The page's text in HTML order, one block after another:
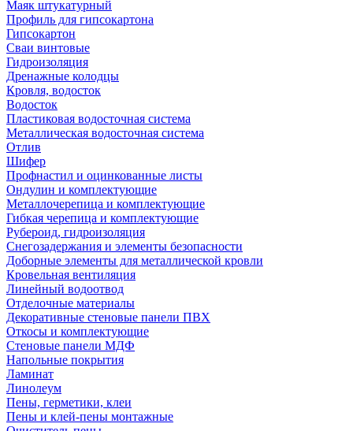
Маяк штукатурный
Профиль для гипсокартона
Гипсокартон
Сваи винтовые
Гидроизоляция
Дренажные колодцы
Кровля, водосток
Водосток
Пластиковая водосточная система
Металлическая водосточная система
Отлив
Шифер
Профнастил и оцинкованные листы
Ондулин и комплектующие
Металлочерепица и комплектующие
Гибкая черепица и комплектующие
Рубероид, гидроизоляция
Снегозадержания и элементы безопасности
Доборные элементы для металлической кровли
Кровельная вентиляция
Линейный водоотвод
Отделочные материалы
Декоративные стеновые панели ПВХ
Откосы и комплектующие
Стеновые панели МДФ
Напольные покрытия
Ламинат
Линолеум
Пены, герметики, клеи
Пены и клей-пены монтажные